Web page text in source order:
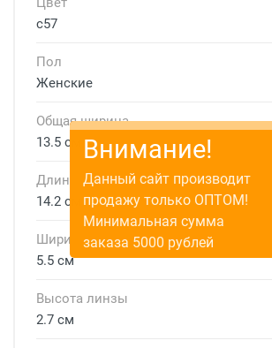
с57
Пол
Женские
Общая ширина
13.5 см
Длина дужки
14.2 см
Ширина линзы
5.5 см
Высота линзы
2.7 см
Внимание!
Данный сайт производит
продажу только ОПТОМ!
Минимальная сумма
заказа 5000 рублей